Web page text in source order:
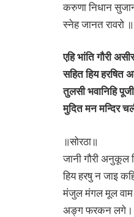
करुणा निधान
स्नेह जानत रावरो
एहि भांति गौरी
सहित हिय हरषित
तुलसी भवानिहि
मुदित मन मन्दिर
॥सोरठा॥
जानी गौरी अनुकूल
हिय हरषु न जाइ
मंजुल मंगल मूल वाम
अङ्ग फरकन लगे।